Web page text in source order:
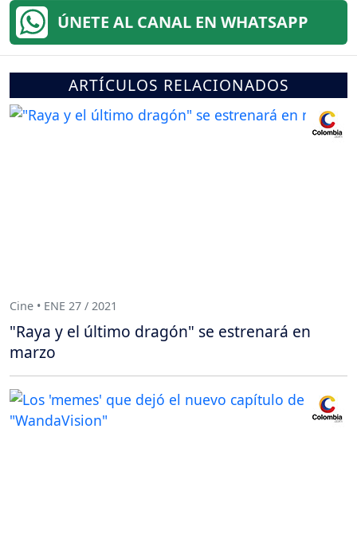
ÚNETE AL CANAL EN WHATSAPP
ARTÍCULOS RELACIONADOS
Cine • ENE 27 / 2021
"Raya y el último dragón" se estrenará en
marzo